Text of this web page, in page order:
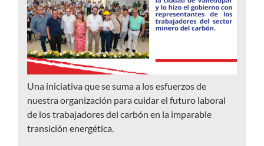
Una iniciativa que se suma a los esfuerzos de
nuestra organización para cuidar el futuro laboral
de los trabajadores del carbón en la imparable
transición energética.